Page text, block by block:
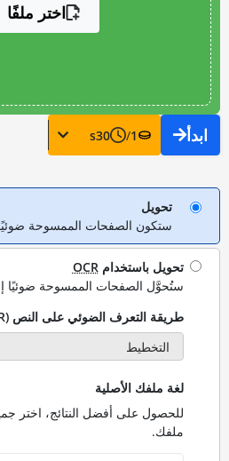
اختر ملفًا
ابدأ 1
/
30
s
تحويل
ستكون الصفحات الممسوحة
تحويل باستخدام OCR
ستُحوَّل الصفحات الممسوحة ضوئيًا
طريقة التعرف الضوئي على النص (OCR)
لغة ملفك الأصلية
للحصول على أفضل النتائج، اختر
ملفك.